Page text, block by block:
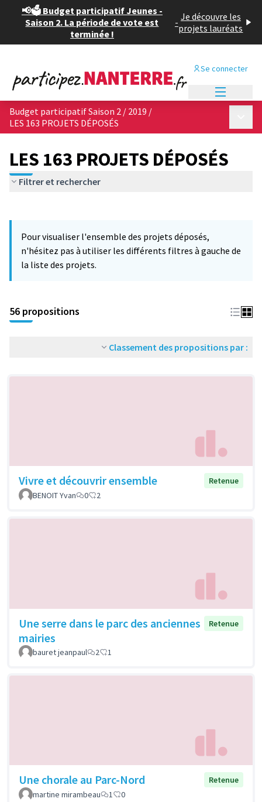
📢🗳️ Budget participatif Jeunes -
Saison 2. La période de vote est
terminée !
- Je découvre les
projets lauréats
Se connecter
Budget participatif Saison 2 / 2019 /
LES 163 PROJETS DÉPOSÉS
LES 163 PROJETS DÉPOSÉS
Filtrer et rechercher
−
Pour visualiser l'ensemble des projets déposés,
n'hésitez pas à utiliser les différents filtres à gauche de
la liste des projets.
56 propositions
Classement des propositions par :
Vivre et découvrir ensemble
Retenue
BENOIT Yvan
0 2
Une serre dans le parc des anciennes
mairies
Retenue
bauret jeanpaul 2 1
Une chorale au Parc-Nord
Retenue
martine mirambeau
1 0